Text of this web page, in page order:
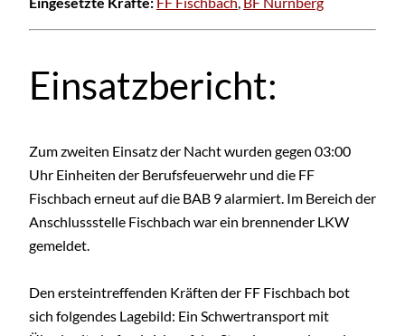
Einsatzbericht:
Zum zweiten Einsatz der Nacht wurden gegen 03:00
Uhr Einheiten der Berufsfeuerwehr und die FF
Fischbach erneut auf die BAB 9 alarmiert. Im Bereich der
Anschlussstelle Fischbach war ein brennender LKW
gemeldet.
Den ersteintreffenden Kräften der FF Fischbach bot
sich folgendes Lagebild: Ein Schwertransport mit